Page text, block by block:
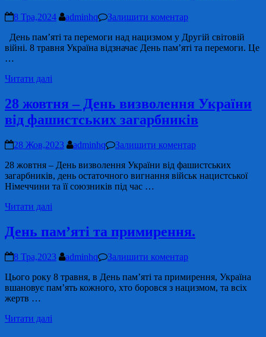
8 Тра,2024 adminhq
Залишити коментар
День пам’яті та перемоги над нацизмом у Другій світовій
війні. 8 травня Україна відзначає День пам’яті та перемоги. Це
…
Читати далі
28 жовтня – День визволення України
від фашистських загарбників
28 Жов,2023 adminhq
Залишити коментар
28 жовтня – День визволення України від фашистських
загарбників, день остаточного вигнання військ нацистської
Німеччини та її союзників під час …
Читати далі
День пам’яті та примирення.
8 Тра,2023 adminhq
Залишити коментар
Цього року 8 травня, в День пам’яті та примирення, Україна
вшановує пам’ять кожного, хто боровся з нацизмом, та всіх
жертв …
Читати далі